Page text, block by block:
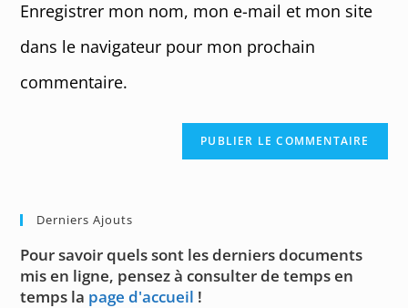
(optional)
Enregistrer mon nom, mon e-mail et mon site
dans le navigateur pour mon prochain
commentaire.
Derniers Ajouts
Pour savoir quels sont les derniers documents
mis en ligne, pensez à consulter de temps en
temps la page d'accueil !